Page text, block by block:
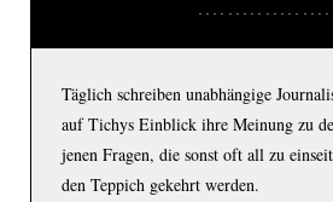
Täglich schreiben unabhängige
auf Tichys Einblick ihre Meinung zu
jenen Fragen, die sonst oft all zu
den Teppich gekehrt werden.